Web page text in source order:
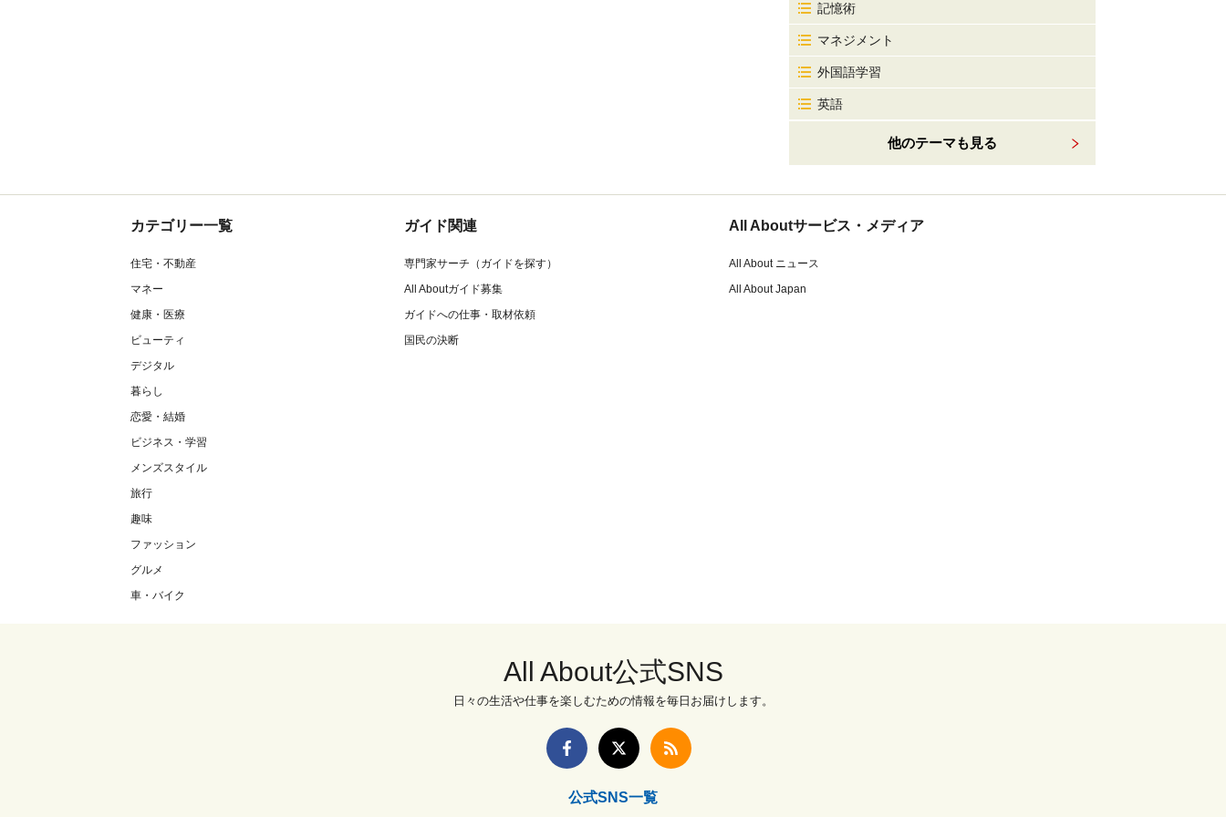
記憶術
マネジメント
外国語学習
英語
他のテーマも見る
カテゴリー一覧
住宅・不動産
マネー
健康・医療
ビューティ
デジタル
暮らし
恋愛・結婚
ビジネス・学習
メンズスタイル
旅行
趣味
ファッション
グルメ
車・バイク
ガイド関連
専門家サーチ（ガイドを探す）
All Aboutガイド募集
ガイドへの仕事・取材依頼
国民の決断
All Aboutサービス・メディア
All About ニュース
All About Japan
All About公式SNS
日々の生活や仕事を楽しむための情報を毎日お届けします。
公式SNS一覧